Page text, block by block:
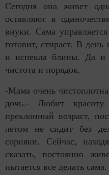
Сегодня она живет
оставляют в
внуки. Сама
готовит, стирает. В
и испекла блины. Да и
чистота и порядок.
-Мама очень
дочь.- Любит
преклонный возраст,
летом не сидит без
сорняки. Сейчас,
сказать, постоянно
пытается все делать сама.